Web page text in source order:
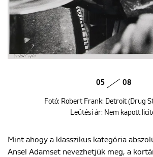
05 08
Fotó: Robert Frank: Detroit (Drug
Leütési ár: Nem kapott
Mint ahogy a klasszikus kategória
Ansel Adamset nevezhetjük meg, a